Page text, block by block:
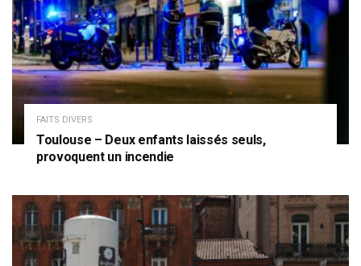
FAITS DIVERS
Toulouse – Deux enfants laissés seuls,
provoquent un incendie